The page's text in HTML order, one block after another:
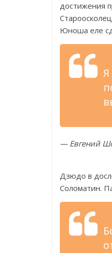
достижения
Юноша еле
Я
— Евгений
Дзюдо в
Соломатин.